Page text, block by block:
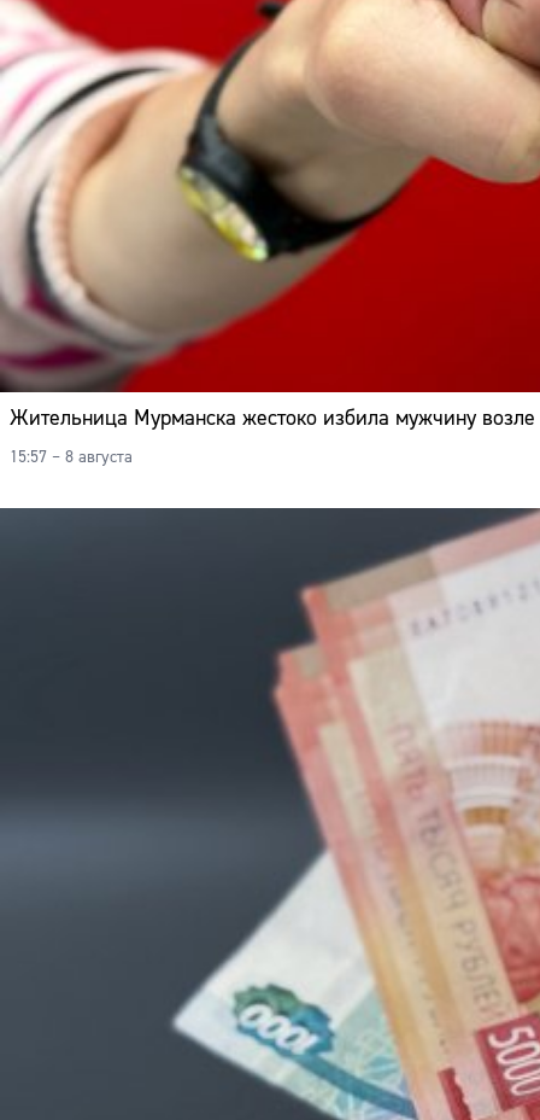
Жительница Мурманска жестоко избила мужчину возле
15:57 – 8 августа